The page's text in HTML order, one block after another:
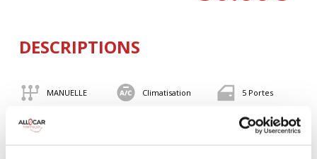
DESCRIPTIONS
MANUELLE Climatisation 5 Portes
BLUETOOTH 82 CV
Valise